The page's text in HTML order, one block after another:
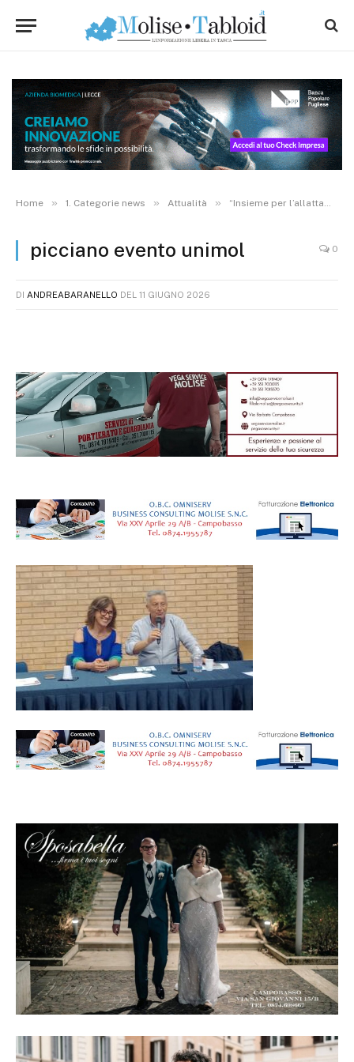
Home » 1. Categorie news » Attualità » “Insieme per l’allattamento al seno”, all’Unimol focus su integrazione ospedale-territorio
picciano evento unimol 0
DI ANDREABARANELLO DEL 11 GIUGNO 2026